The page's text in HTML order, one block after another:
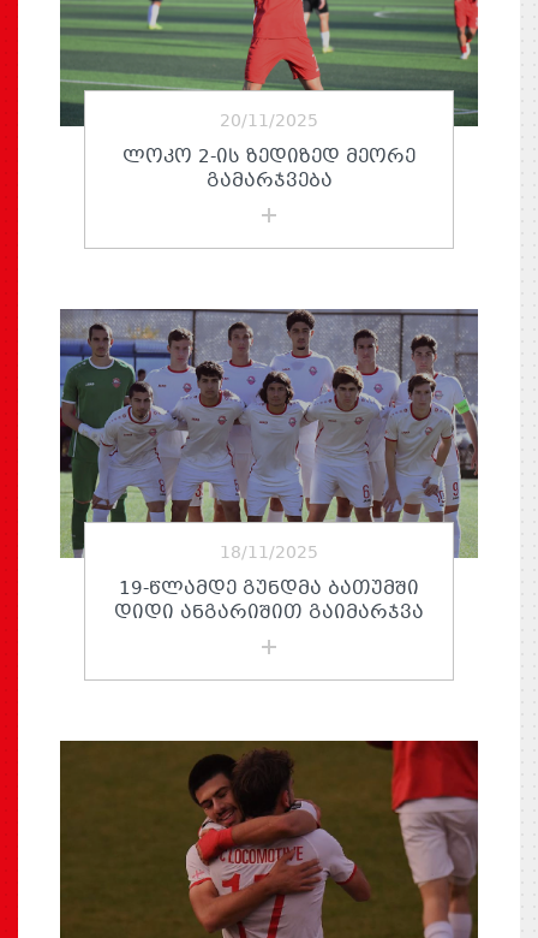
20/11/2025
ᲚᲝᲙᲝ 2-ᲘᲡ ᲖᲔᲓᲘᲖᲔᲓ ᲛᲔᲝᲠᲔ
ᲒᲐᲛᲐᲠᲯᲕᲔᲑᲐ
18/11/2025
19-ᲬᲚᲐᲛᲓᲔ ᲒᲣᲜᲓᲛᲐ ᲑᲐᲗᲣᲛᲨᲘ
ᲓᲘᲓᲘ ᲐᲜᲒᲐᲠᲘᲨᲘᲗ ᲒᲐᲘᲛᲐᲠᲯᲕᲐ